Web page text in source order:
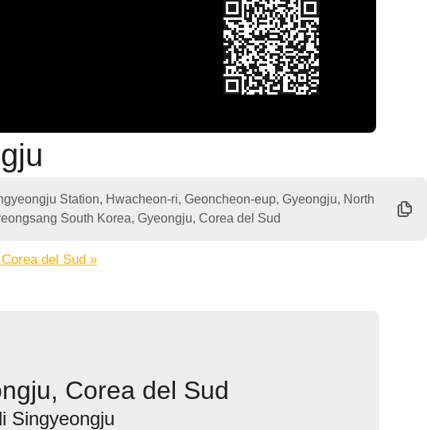
Station, Hwacheon-ri, Geoncheon-eup, Gyeongju, North
South Korea, Gyeongju, Corea del Sud
del Sud »
Corea del Sud
Singyeongju